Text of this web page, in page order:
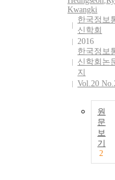
Kwangki
한국정보
신학회
2016
한국정보
신학회논
지
Vol.20
원
문
보
기
2